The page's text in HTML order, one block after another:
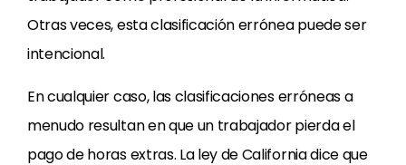
Otras veces, esta clasificación errónea puede ser
intencional.
En cualquier caso, las clasificaciones erróneas a
menudo resultan en que un trabajador pierda el
pago de horas extras. La ley de California dice que